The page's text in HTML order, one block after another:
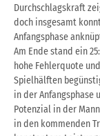
Durchschlagskraft
doch insgesamt
Anfangsphase
Am Ende stand ein
hohe Fehlerquote
Spielhälften
in der Anfangsphase
Potenzial in der
in den kommenden